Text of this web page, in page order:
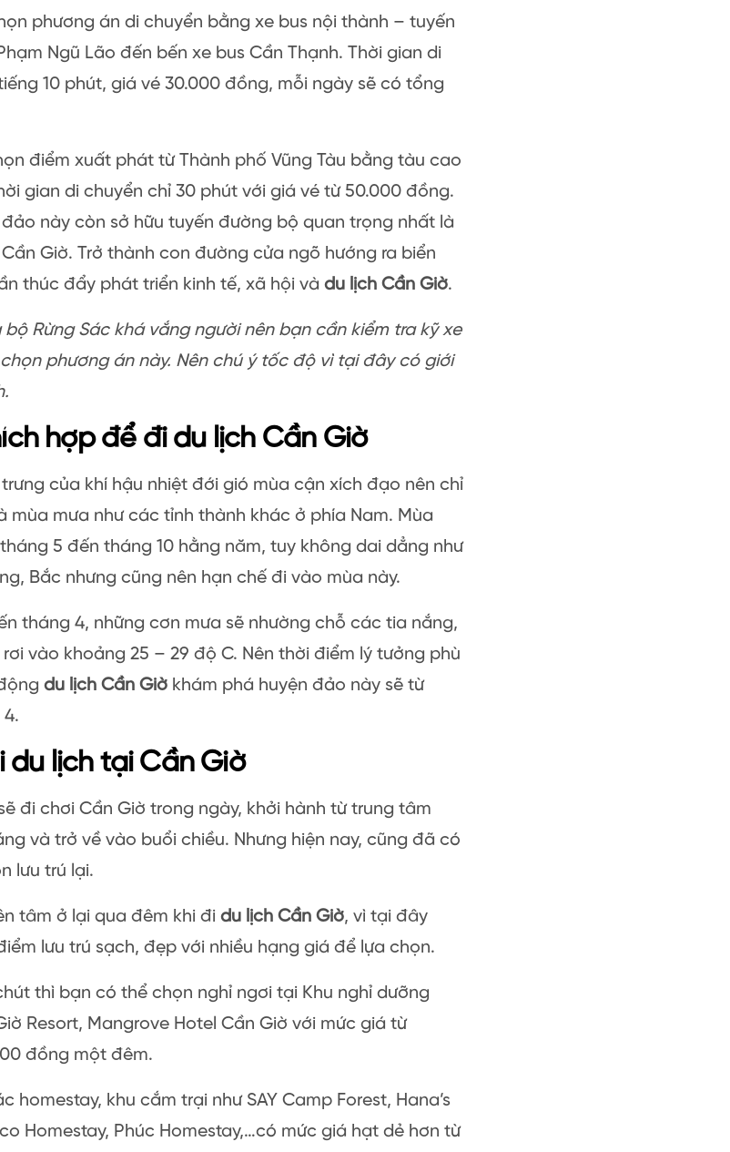
phương án di chuyển bằng xe bus nội thành – tuyến
Ngũ Lão đến bến xe bus Cần Thạnh. Thời gian di
10 phút, giá vé 30.000 đồng, mỗi ngày sẽ có tổng
điểm xuất phát từ Thành phố Vũng Tàu bằng tàu cao
gian di chuyển chỉ 30 phút với giá vé từ 50.000 đồng.
này còn sở hữu tuyến đường bộ quan trọng nhất là
Giờ. Trở thành con đường cửa ngõ hướng ra biển
thúc đẩy phát triển kinh tế, xã hội và du lịch Cần Giờ.
Rừng Sác khá vắng người nên bạn cần kiểm tra kỹ xe
phương án này. Nên chú ý tốc độ vì tại đây có giới
hợp để đi du lịch Cần Giờ
của khí hậu nhiệt đới gió mùa cận xích đạo nên chỉ
mùa mưa như các tỉnh thành khác ở phía Nam. Mùa
5 đến tháng 10 hằng năm, tuy không dai dẳng như
Bắc nhưng cũng nên hạn chế đi vào mùa này.
tháng 4, những cơn mưa sẽ nhường chỗ các tia nắng,
vào khoảng 25 – 29 độ C. Nên thời điểm lý tưởng phù
du lịch Cần Giờ khám phá huyện đảo này sẽ từ
4.
du lịch tại Cần Giờ
đi chơi Cần Giờ trong ngày, khởi hành từ trung tâm
và trở về vào buổi chiều. Nhưng hiện nay, cũng đã có
lưu trú lại.
tâm ở lại qua đêm khi đi du lịch Cần Giờ, vì tại đây
lưu trú sạch, đẹp với nhiều hạng giá để lựa chọn.
thì bạn có thể chọn nghỉ ngơi tại Khu nghỉ dưỡng
Resort, Mangrove Hotel Cần Giờ với mức giá từ
đồng một đêm.
homestay, khu cắm trại như SAY Camp Forest, Hana’s
Homestay, Phúc Homestay,…có mức giá hạt dẻ hơn từ